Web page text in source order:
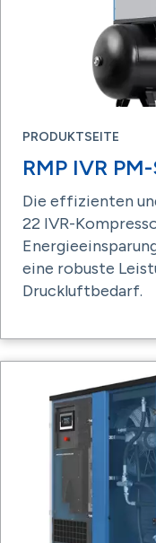
PRODUKTSEITE
RMP IVR
Die effizienten
22 IVR-
eine robuste
Druckluftbedarf.